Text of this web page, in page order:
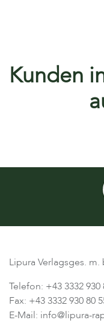
Kunden
Lipura Verlagsges. m.
Telefon: +43 3332 930
Fax: +43 3332 930 80
E-Mail: info@lipura-